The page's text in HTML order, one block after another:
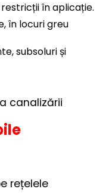
în aplicație.
în locuri greu
subsoluri și
canalizării
rețelele